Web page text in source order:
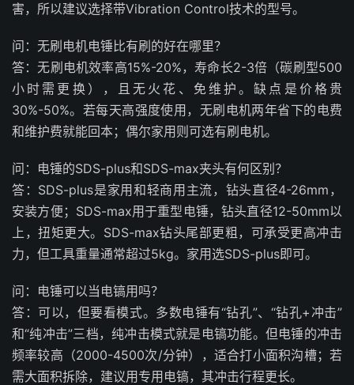
害，所以建议选择带Vibration Control技术的型号。
问：无刷电机电锤比有刷的好在哪里？
答：无刷电机效率高15%-20%，寿命长2-3倍（碳刷型500
小时需更换），且无火花、免维护。缺点是价格贵
30%-50%。若每天高强度使用，无刷电机两年省下的电费
和维护费就能回本；偶尔家用则可选有刷电机。
问：电锤的SDS-plus和SDS-max夹头有何区别？
答：SDS-plus是家用和轻商用主流，钻头直径4-26mm，
安装方便；SDS-max用于重型电锤，钻头直径12-50mm以
上，扭矩更大。SDS-max钻头尾部更粗，可承受更高冲击
力，但工具重量通常超过5kg。家用选SDS-plus即可。
问：电锤可以当电镐用吗？
答：可以，但要看模式。多数电锤有“钻孔”、“钻孔+冲击”
和“纯冲击”三档，纯冲击模式就是电镐功能。但电锤的冲击
频率较高（2000-4500次/分钟），适合打小面积沟槽；若
需大面积拆除，建议用专用电镐，其冲击行程更长。